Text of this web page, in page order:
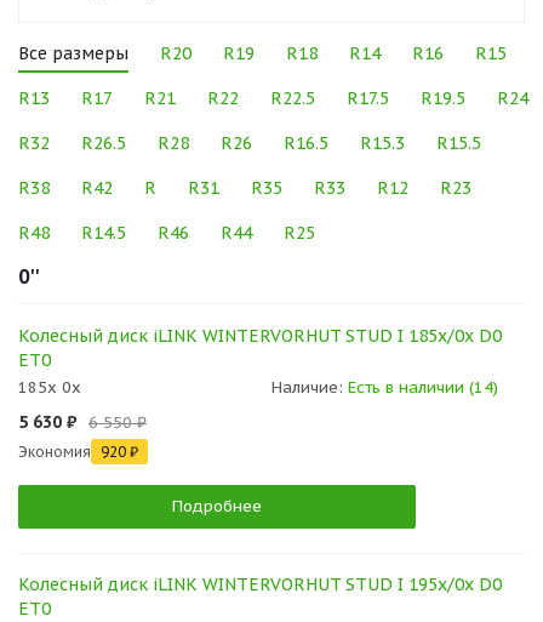
Все размеры R20 R19 R18 R14 R16 R15
R13 R17 R21 R22 R22.5 R17.5 R19.5 R24
R32 R26.5 R28 R26 R16.5 R15.3 R15.5
R38 R42 R R31 R35 R33 R12 R23
R48 R14.5 R46 R44 R25
0''
Колесный диск iLINK WINTERVORHUT STUD I 185x/0x D0
ET0
185x 0x Наличие: Есть в наличии (14)
5 630 ₽ 6 550 ₽
Экономия 920 ₽
Подробнее
Колесный диск iLINK WINTERVORHUT STUD I 195x/0x D0
ET0